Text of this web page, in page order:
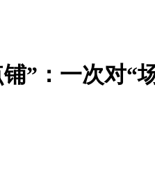
”：一次对“